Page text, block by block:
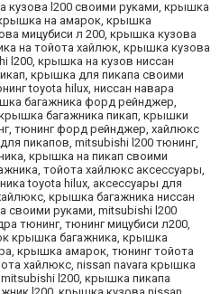
кузова l200 своими руками, крышка
на амарок, крышка
мицубиси л 200, крышка кузова
на тойота хайлюк, крышка кузова
l200, крышка на кузов ниссан
крышка для пикапа своими
toyota hilux, ниссан навара
багажника форд рейнджер,
багажника пикап, крышки
тюнинг форд рейнджер, хайлюкс
пикапов, mitsubishi l200 тюнинг,
крышка на пикап своими
тойота хайлюкс аксессуары,
toyota hilux, аксессуары для
крышка багажника ниссан
своими руками, mitsubishi l200
тюнинг, тюнинг мицубиси л200,
крышка багажника, крышка
крышка амарок, тюнинг тойота
хайлюкс, nissan navara крышка
l200, крышка пикапа